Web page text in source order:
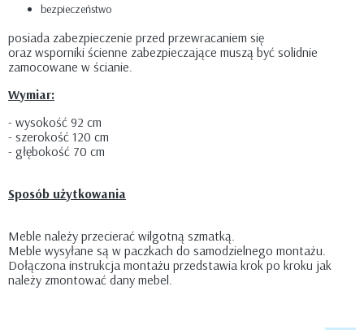
bezpieczeństwo
posiada zabezpieczenie przed przewracaniem się
oraz wsporniki ścienne zabezpieczające muszą być solidnie
zamocowane w ścianie.
Wymiar:
- wysokość 92 cm
- szerokość 120 cm
- głębokość 70 cm
Sposób użytkowania
Meble należy przecierać wilgotną szmatką.
Meble wysyłane są w paczkach do samodzielnego montażu.
Dołączona instrukcja montażu przedstawia krok po kroku jak
należy zmontować dany mebel.